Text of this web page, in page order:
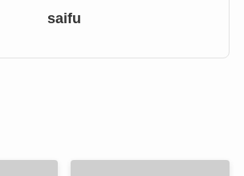
saifu